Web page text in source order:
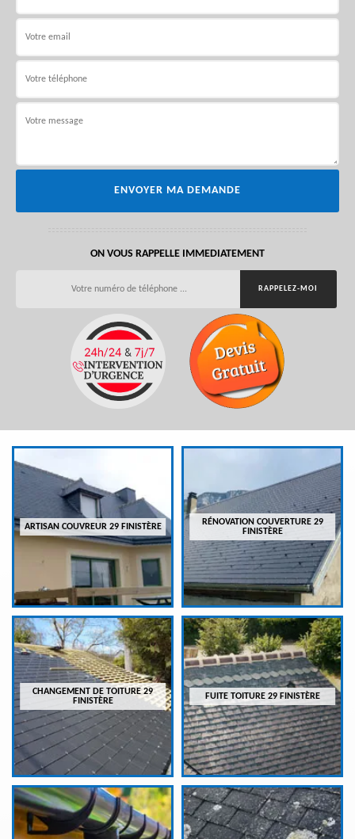
ON VOUS RAPPELLE IMMEDIATEMENT
ARTISAN COUVREUR 29 FINISTÈRE
RÉNOVATION COUVERTURE 29
FINISTÈRE
CHANGEMENT DE TOITURE 29
FINISTÈRE
FUITE TOITURE 29 FINISTÈRE